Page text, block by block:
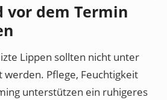
vor dem Termin
Lippen sollten nicht unter
Pflege, Feuchtigkeit
unterstützen ein ruhigeres